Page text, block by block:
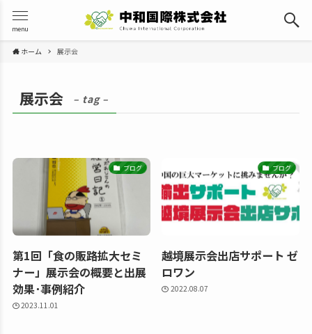
menu
ホーム 展示会
展示会 – tag –
ブログ
第1回「食の販路拡大セミ
ナー」展示会の概要と出展
効果･事例紹介
2023.11.01
ブログ
越境展示会出店サポート ゼ
ロワン
2022.08.07